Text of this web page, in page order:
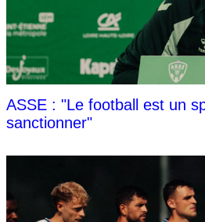
ASSE : "Le football est un
sanctionner"